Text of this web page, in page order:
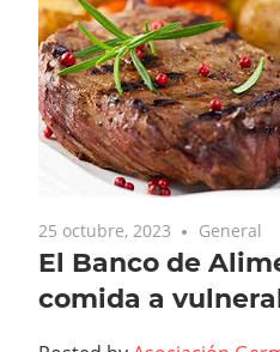
25 octubre, 2023 General
El Banco de
comida a